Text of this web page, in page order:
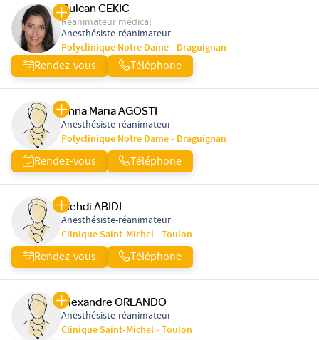
Gulcan CEKIC
Réanimateur médical
Anesthésiste-réanimateur
Polyclinique Notre Dame - Draguignan
Rendez-vous Téléphone
Anna Maria AGOSTI
Anesthésiste-réanimateur
Polyclinique Notre Dame - Draguignan
Rendez-vous Téléphone
Mehdi ABIDI
Anesthésiste-réanimateur
Clinique Saint-Michel - Toulon
Rendez-vous Téléphone
Alexandre ORLANDO
Anesthésiste-réanimateur
Clinique Saint-Michel - Toulon